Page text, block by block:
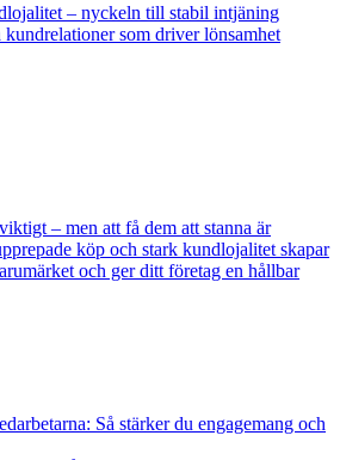
– nyckeln till stabil intjäning
som driver lönsamhet
– men att få dem att stanna är
köp och stark kundlojalitet skapar
och ger ditt företag en hållbar
Så stärker du engagemang och